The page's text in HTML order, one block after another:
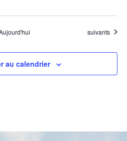
Évènements
suivants
au calendrier